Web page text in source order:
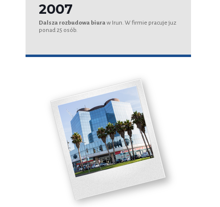
2007
Dalsza rozbudowa biura w Irun. W firmie pracuje juz
ponad 25 osób.